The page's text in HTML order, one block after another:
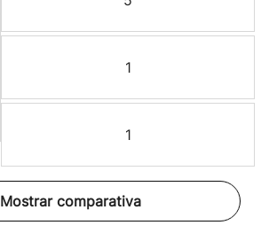
1
1
Mostrar comparativa